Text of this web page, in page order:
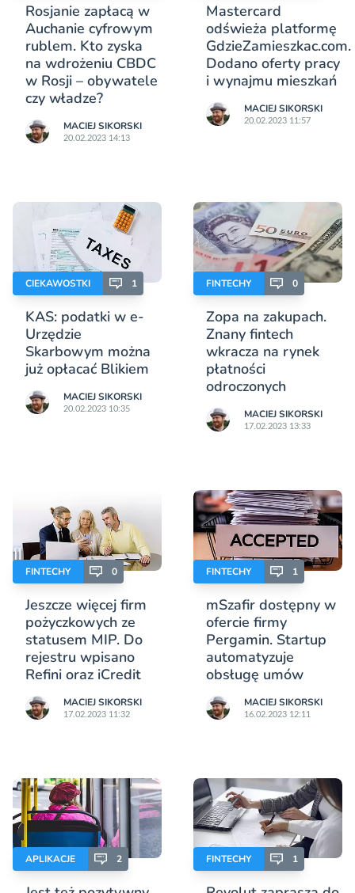
Rosjanie zapłacą w
Auchanie cyfrowym
rublem. Kto zyska
na wdrożeniu CBDC
w Rosji – obywatele
czy władze?
MACIEJ SIKORSKI
20.02.2023 14:13
Mastercard
odświeża platformę
GdzieZamieszkac.com.
Dodano oferty pracy
i wynajmu mieszkań
MACIEJ SIKORSKI
20.02.2023 11:57
CIEKAWOSTKI 1
KAS: podatki w e-
Urzędzie
Skarbowym można
już opłacać Blikiem
MACIEJ SIKORSKI
20.02.2023 10:35
FINTECHY 0
Zopa na zakupach.
Znany fintech
wkracza na rynek
płatności
odroczonych
MACIEJ SIKORSKI
17.02.2023 13:33
FINTECHY 0
Jeszcze więcej firm
pożyczkowych ze
statusem MIP. Do
rejestru wpisano
Refini oraz iCredit
MACIEJ SIKORSKI
17.02.2023 11:32
FINTECHY 1
mSzafir dostępny w
ofercie firmy
Pergamin. Startup
automatyzuje
obsługę umów
MACIEJ SIKORSKI
16.02.2023 12:11
APLIKACJE 2 FINTECHY 1